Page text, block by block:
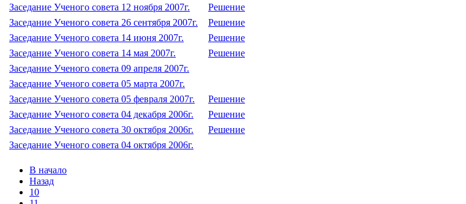
Заседание Ученого совета 12 ноября 2007г.
Решение
Заседание Ученого совета 26 сентября 2007г.
Решение
Заседание Ученого совета 14 июня 2007г.
Решение
Заседание Ученого совета 14 мая 2007г.
Решение
Заседание Ученого совета 09 апреля 2007г.
Заседание Ученого совета 05 марта 2007г.
Заседание Ученого совета 05 февраля 2007г.
Решение
Заседание Ученого совета 04 декабря 2006г.
Решение
Заседание Ученого совета 30 октября 2006г.
Решение
Заседание Ученого совета 04 октября 2006г.
В начало
Назад
10